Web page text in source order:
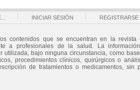
INICIAR SESIÓN REGISTRARSE
contenidos que se encuentran en la revista
a profesionales de la salud. La
utilizada, bajo ninguna circunstancia, como
procedimientos clínicos, quirúrgicos o
de tratamientos o medicamentos, sin